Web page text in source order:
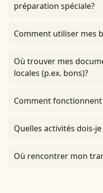
préparation spéciale?
Comment utiliser mes
Où trouver mes
locales (p.ex. bons)?
Comment
Quelles activités dois-
Où rencontrer mon